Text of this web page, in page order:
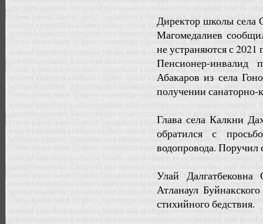
Директор школы села
Магомедалиев
не устраняются с
Пенсионер-инвалид
Абакаров из села
получении
Глава села Калкни
обратился с
водопровода.
Улай
Атланаул
стихийного бедствия.